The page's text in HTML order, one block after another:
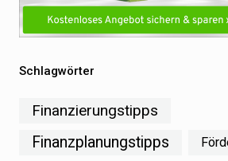
Schlagwörter
Finanzierungstipps
Finanzplanungstipps